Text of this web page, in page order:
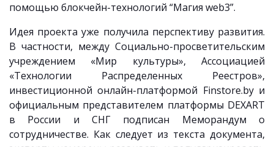
помощью блокчейн-технологий “Магия web3”.
Идея проекта уже получила перспективу развития.
В частности, между Социально-просветительским
учреждением «Мир культуры», Ассоциацией
«Технологии Распределенных Реестров»,
инвестиционной онлайн-платформой Finstore.by и
официальным представителем платформы DEXART
в России и СНГ подписан Меморандум о
сотрудничестве. Как следует из текста документа,